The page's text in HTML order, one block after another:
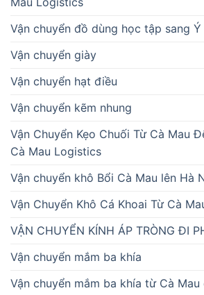
Vận chuyển đồ dùng học tập sang Ý
Vận chuyển giày
Vận chuyển hạt điều
Vận chuyển kẽm nhung
Vận Chuyển Kẹo Chuối Từ Cà Mau
Cà Mau Logistics
Vận chuyển khô Bổi Cà Mau lên Hà
Vận Chuyển Khô Cá Khoai Từ Cà
VẬN CHUYỂN KÍNH ÁP TRÒNG ĐI
Vận chuyển mắm ba khía
Vận chuyển mắm ba khía từ Cà Mau